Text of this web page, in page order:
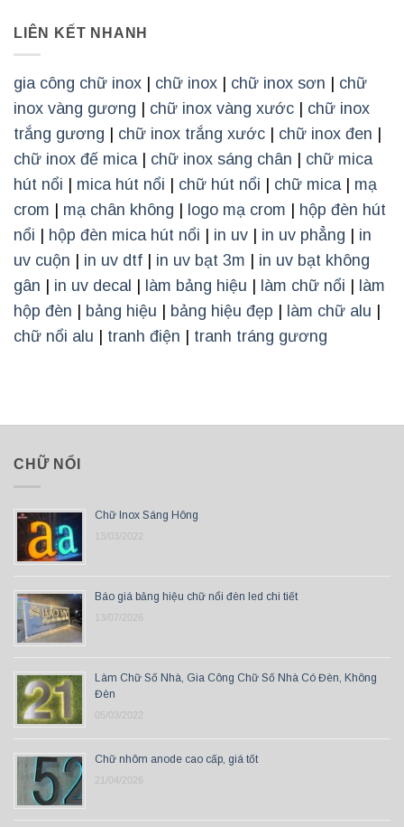
LIÊN KẾT NHANH
gia công chữ inox chữ inox chữ inox sơn
chữ
inox vàng gương
chữ inox vàng xước
chữ inox
trắng gương
chữ inox trắng xước chữ inox đen
chữ inox đế mica| chữ inox sáng chân
chữ mica
hút nổi
mica hút nổi chữ hút nổi chữ mica| mạ
crom
mạ chân không logo mạ crom
hộp đèn hút
nổi
hộp đèn mica hút nổi in uv in uv phẳng
in
uv cuộn
in uv dtf in uv bạt 3m
in uv bạt không
gân
in uv decal làm bảng hiệu làm chữ nổi
làm
hộp đèn
bảng hiệu bảng hiệu đẹp làm chữ alu
chữ nổi alu
tranh điện tranh tráng gương
CHỮ NỔI
Chữ Inox Sáng Hông
13/03/2022
Báo giá bảng hiệu chữ nổi đèn led chi tiết
13/07/2026
Làm Chữ Số Nhà, Gia Công Chữ Số Nhà Có Đèn, Không
Đèn
05/03/2022
Chữ nhôm anode cao cấp, giá tốt
21/04/2026